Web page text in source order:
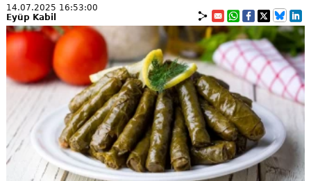
14.07.2025 16:53:00
Eyüp Kabil